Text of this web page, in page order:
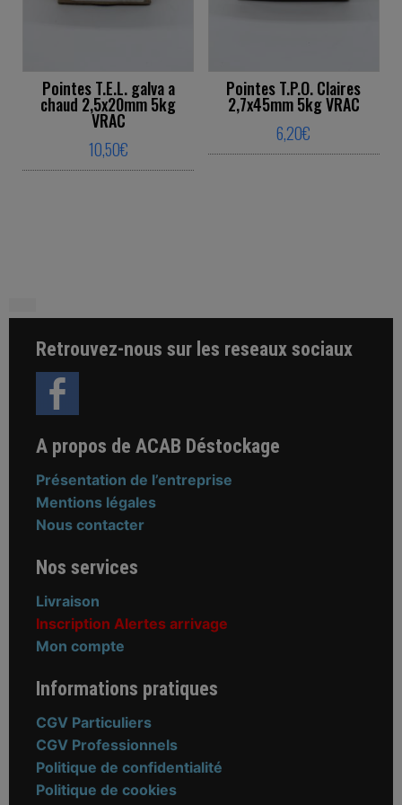
Pointes T.E.L. galva a
chaud 2,5x20mm 5kg
VRAC
10,50€
Pointes T.P.O. Claires
2,7x45mm 5kg VRAC
6,20€
Retrouvez-nous sur les reseaux sociaux
A propos de ACAB Déstockage
Présentation de l’entreprise
Mentions légales
Nous contacter
Nos services
Livraison
Inscription Alertes arrivage
Mon compte
Informations pratiques
CGV Particuliers
CGV Professionnels
Politique de confidentialité
Politique de cookies